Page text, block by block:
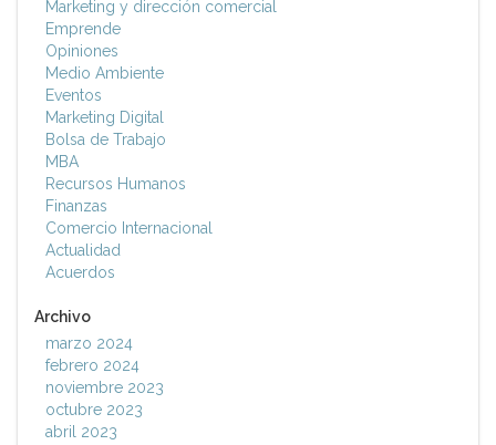
Marketing y dirección comercial
Emprende
Opiniones
Medio Ambiente
Eventos
Marketing Digital
Bolsa de Trabajo
MBA
Recursos Humanos
Finanzas
Comercio Internacional
Actualidad
Acuerdos
Archivo
marzo 2024
febrero 2024
noviembre 2023
octubre 2023
abril 2023